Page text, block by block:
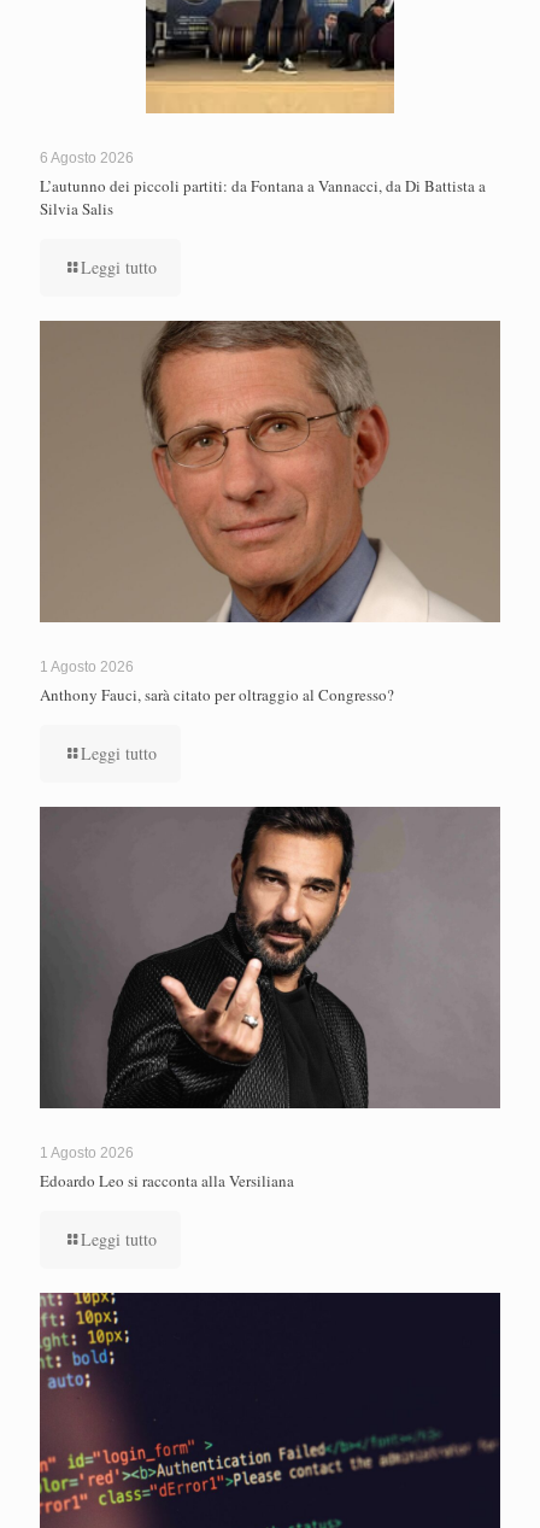
6 Agosto 2026
L’autunno dei piccoli partiti: da Fontana a Vannacci, da Di Battista a
Silvia Salis
Leggi tutto
1 Agosto 2026
Anthony Fauci, sarà citato per oltraggio al Congresso?
Leggi tutto
1 Agosto 2026
Edoardo Leo si racconta alla Versiliana
Leggi tutto